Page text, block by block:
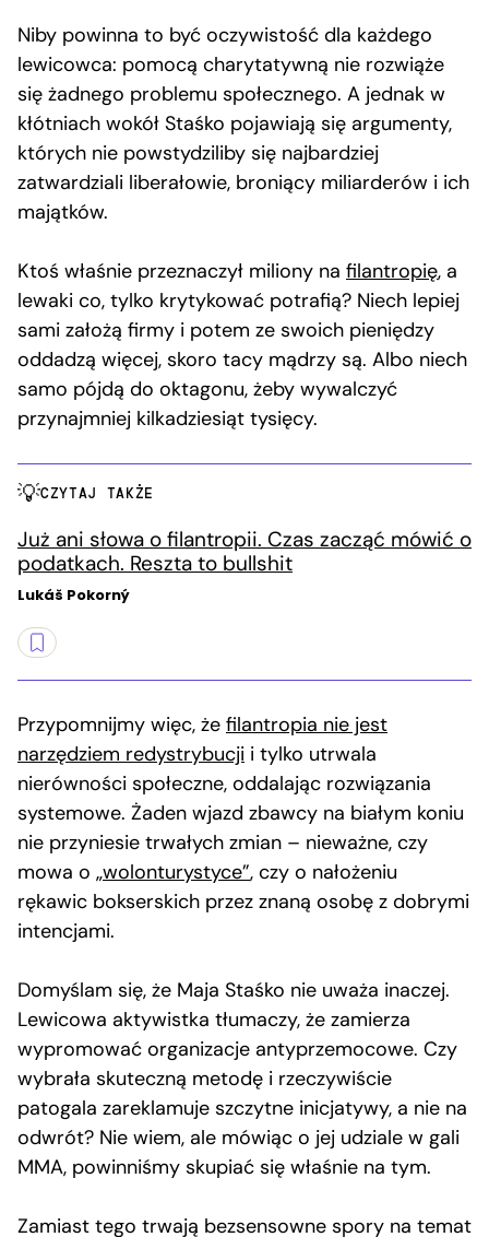
Niby powinna to być oczywistość dla każdego
lewicowca: pomocą charytatywną nie rozwiąże
się żadnego problemu społecznego. A jednak w
kłótniach wokół Staśko pojawiają się argumenty,
których nie powstydziliby się najbardziej
zatwardziali liberałowie, broniący miliarderów i ich
majątków.
Ktoś właśnie przeznaczył miliony na filantropię, a
lewaki co, tylko krytykować potrafią? Niech lepiej
sami założą firmy i potem ze swoich pieniędzy
oddadzą więcej, skoro tacy mądrzy są. Albo niech
samo pójdą do oktagonu, żeby wywalczyć
przynajmniej kilkadziesiąt tysięcy.
CZYTAJ TAKŻE
Już ani słowa o filantropii. Czas zacząć mówić o
podatkach. Reszta to bullshit
Lukáš Pokorný
Przypomnijmy więc, że filantropia nie jest
narzędziem redystrybucji i tylko utrwala
nierówności społeczne, oddalając rozwiązania
systemowe. Żaden wjazd zbawcy na białym koniu
nie przyniesie trwałych zmian – nieważne, czy
mowa o „wolonturystyce”, czy o nałożeniu
rękawic bokserskich przez znaną osobę z dobrymi
intencjami.
Domyślam się, że Maja Staśko nie uważa inaczej.
Lewicowa aktywistka tłumaczy, że zamierza
wypromować organizacje antyprzemocowe. Czy
wybrała skuteczną metodę i rzeczywiście
patogala zareklamuje szczytne inicjatywy, a nie na
odwrót? Nie wiem, ale mówiąc o jej udziale w gali
MMA, powinniśmy skupiać się właśnie na tym.
Zamiast tego trwają bezsensowne spory na temat